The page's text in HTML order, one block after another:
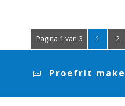
Pagina 1 van 3 1 2
Proefrit